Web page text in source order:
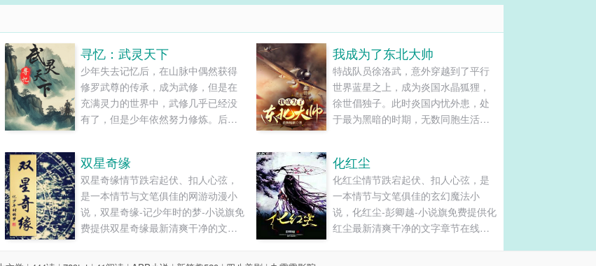
寻忆：武灵天下
少年失去记忆后，在山脉中偶然获得
修罗武尊的传承，成为武修，但是在
充满灵力的世界中，武修几乎已经没
有了，但是少年依然努力修炼。后
记忆，也为了达到世界之最。他踏上
了漫长的征途，一路上挑战各路强
者，不断磨练自己的技艺?。心中暗暗
发誓，一定要突破重重困难，实现......
我成为了东北大帅
特战队员徐洛武，意外穿越到了平行
世界蓝星之上，成为炎国水晶狐狸，
徐世倡独子。此时炎国内忧外患，处
于最为黑暗的时期，无数同胞生活在
尤其是东夷鬼子虎视眈眈。在这个紧
要关头，徐洛武毅然投身军旅，拯救
炎国拯救无数的同胞。将炎国打造为
世界霸主，横扫蛮夷，征服整个......
双星奇缘
双星奇缘情节跌宕起伏、扣人心弦，
是一本情节与文笔俱佳的网游动漫小
说，双星奇缘-记少年时的梦-小说旗免
费提供双星奇缘最新清爽干净的文字
化红尘
化红尘情节跌宕起伏、扣人心弦，是
一本情节与文笔俱佳的玄幻魔法小
说，化红尘-彭卿越-小说旗免费提供化
红尘最新清爽干净的文字章节在线阅